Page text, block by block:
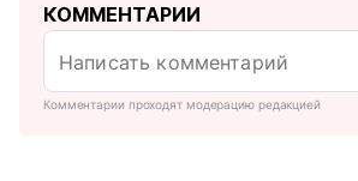
КОММЕНТАРИИ
Комментарии проходят модерацию редакцией